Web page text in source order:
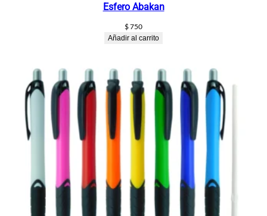
Esfero Abakan
$750
Añadir al carrito